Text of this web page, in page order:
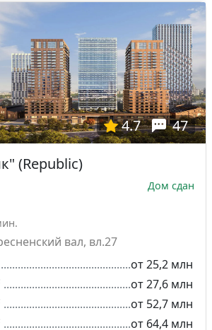
4.7
47
(Republic)
Дом сдан
вал, вл.27
от 25,2 млн
от 27,6 млн
от 52,7 млн
от 64,4 млн